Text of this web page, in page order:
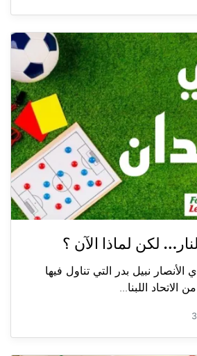
لكن لماذا الآن ؟
الأنصار نبيل بدر التي تناول فيها
الاتحاد اللبنا...